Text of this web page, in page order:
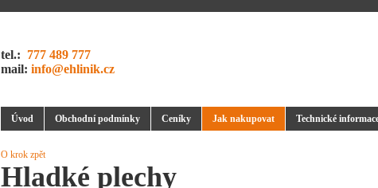
tel.: 777 489 777
mail: info@ehlinik.cz
Úvod Obchodní podmínky Ceníky Jak nakupovat Technické
O krok zpět
Hladké plechy